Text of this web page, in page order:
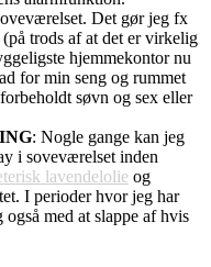
Det gør jeg fx
trods af at det er virkelig
hjemmekontor nu
for min seng og rummet
søvn og sex eller
: Nogle gange kan jeg
i soveværelset inden
lavendelolie og
I perioder hvor jeg har
med at slappe af hvis